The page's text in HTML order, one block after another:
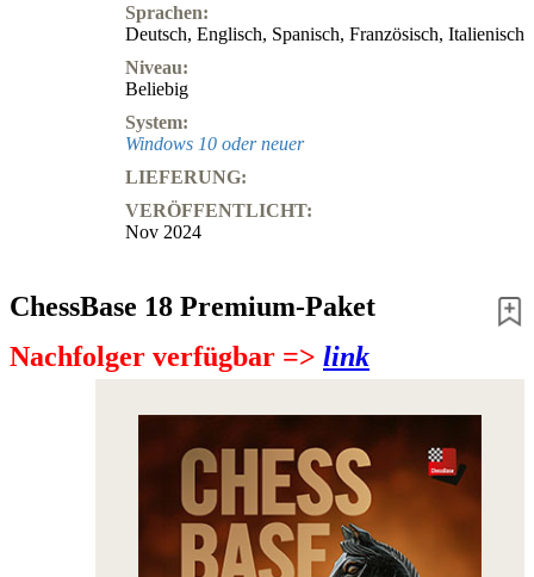
Sprachen:
Deutsch, Englisch, Spanisch, Französisch, Italienisch
Niveau:
Beliebig
System:
Windows 10 oder neuer
LIEFERUNG:
VERÖFFENTLICHT:
Nov 2024
ChessBase 18 Premium-Paket
Nachfolger verfügbar => link